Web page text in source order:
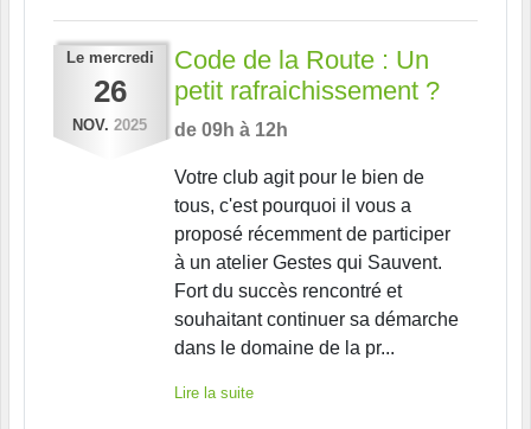
Le mercredi
26
NOV. 2025
Code de la Route : Un
petit rafraichissement ?
de 09h à 12h
Votre club agit pour le bien de
tous, c'est pourquoi il vous a
proposé récemment de participer
à un atelier Gestes qui Sauvent.
Fort du succès rencontré et
souhaitant continuer sa démarche
dans le domaine de la pr...
Lire la suite